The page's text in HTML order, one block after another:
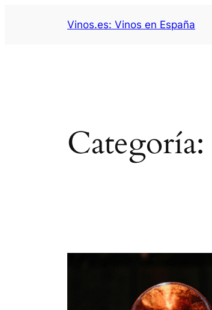
Vinos.es: Vinos en España
Categoría: